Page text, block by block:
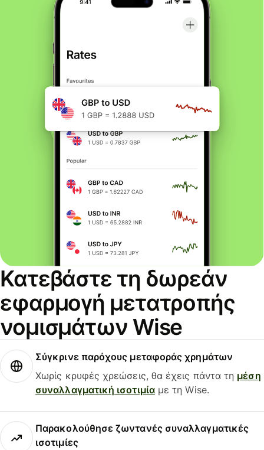
Κατεβάστε τη δωρεάν
εφαρμογή μετατροπής
νομισμάτων Wise
Σύγκρινε παρόχους μεταφοράς χρημάτων
Χωρίς κρυφές χρεώσεις, θα έχεις πάντα τη μέση
συναλλαγματική ισοτιμίαμε τη Wise.
Παρακολούθησε ζωντανές συναλλαγματικές
ισοτιμίες